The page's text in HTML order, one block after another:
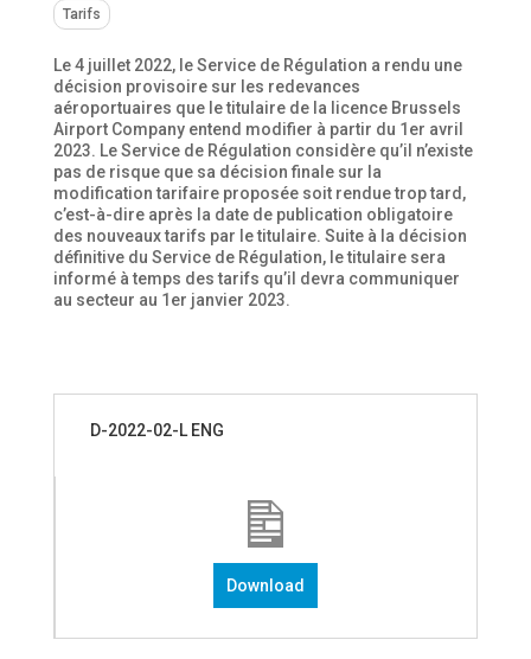
Tarifs
Le 4 juillet 2022, le Service de Régulation a rendu une
décision provisoire sur les redevances
aéroportuaires que le titulaire de la licence Brussels
Airport Company entend modifier à partir du 1er avril
2023. Le Service de Régulation considère qu’il n’existe
pas de risque que sa décision finale sur la
modification tarifaire proposée soit rendue trop tard,
c’est-à-dire après la date de publication obligatoire
des nouveaux tarifs par le titulaire. Suite à la décision
définitive du Service de Régulation, le titulaire sera
informé à temps des tarifs qu’il devra communiquer
au secteur au 1er janvier 2023.
D-2022-02-L ENG
Download